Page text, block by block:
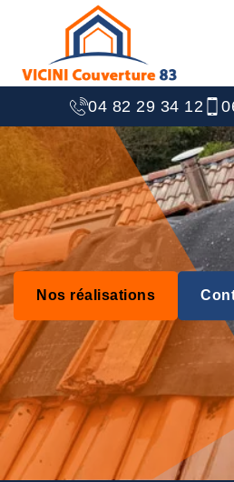
04 82 29 34 12
Nos réalisations